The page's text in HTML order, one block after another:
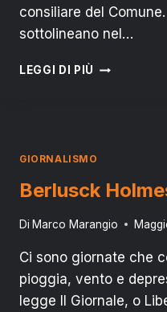
consiliare del
sottolineano nel…
LEGGI DI PIÙ REFERENDUM
“NO”
GIORNALISMO
Berlusck
Di Marco Marangio
Ci sono giornate che
pioggia, vento e
legge Il Giornale, o